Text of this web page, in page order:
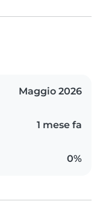
Maggio 2026
1 mese fa
0%